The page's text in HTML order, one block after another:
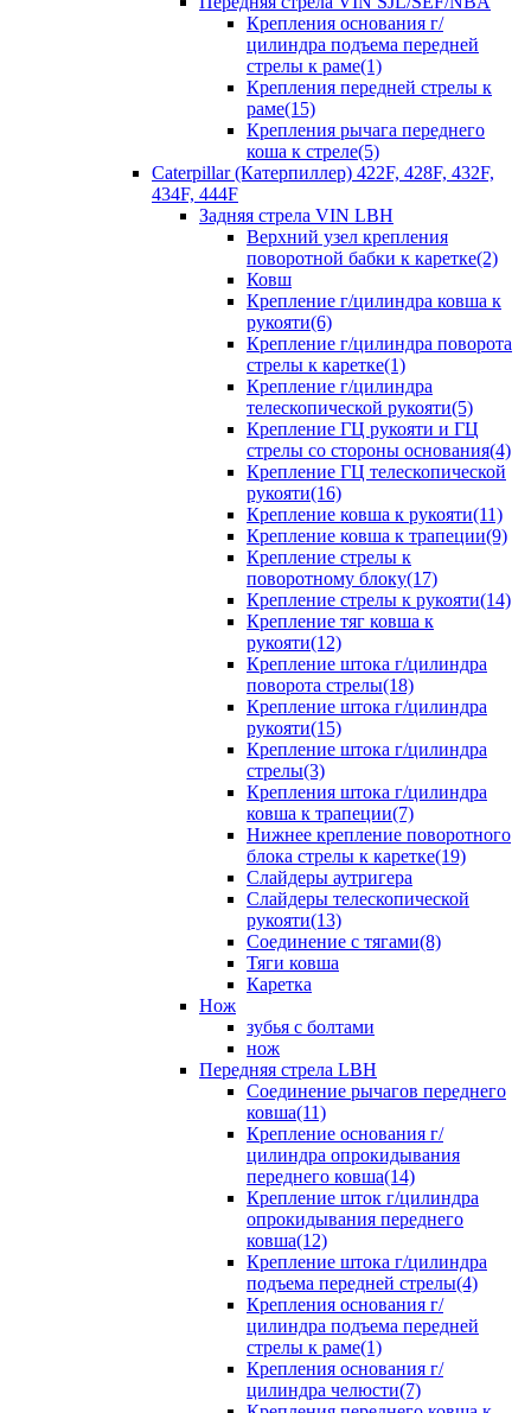
Крепления основания г/
цилиндра подъема передней
стрелы к раме(1)
Крепления передней стрелы к
раме(15)
Крепления рычага переднего
коша к стреле(5)
Caterpillar (Катерпиллер) 422F, 428F, 432F,
434F, 444F
Задняя стрела VIN LBH
Верхний узел крепления
поворотной бабки к каретке(2)
Ковш
Крепление г/цилиндра ковша к
рукояти(6)
Крепление г/цилиндра поворота
стрелы к каретке(1)
Крепление г/цилиндра
телескопической рукояти(5)
Крепление ГЦ рукояти и ГЦ
стрелы со стороны основания(4)
Крепление ГЦ телескопической
рукояти(16)
Крепление ковша к рукояти(11)
Крепление ковша к трапеции(9)
Крепление стрелы к
поворотному блоку(17)
Крепление стрелы к рукояти(14)
Крепление тяг ковша к
рукояти(12)
Крепление штока г/цилиндра
поворота стрелы(18)
Крепление штока г/цилиндра
рукояти(15)
Крепление штока г/цилиндра
стрелы(3)
Крепления штока г/цилиндра
ковша к трапеции(7)
Нижнее крепление поворотного
блока стрелы к каретке(19)
Слайдеры аутригера
Слайдеры телескопической
рукояти(13)
Соединение с тягами(8)
Тяги ковша
Каретка
Нож
зубья с болтами
нож
Передняя стрела LBH
Cоединение рычагов переднего
ковша(11)
Крепление основания г/
цилиндра опрокидывания
переднего ковша(14)
Крепление шток г/цилиндра
опрокидывания переднего
ковша(12)
Крепление штока г/цилиндра
подъема передней стрелы(4)
Крепления основания г/
цилиндра подъема передней
стрелы к раме(1)
Крепления основания г/
цилиндра челюсти(7)